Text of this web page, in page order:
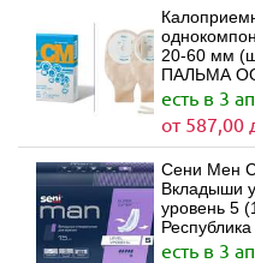
20-60 мм
ПАЛЬМА
есть в 3
от 587,00
Сени Мен
Вкладыши
уровень 5
есть в 3